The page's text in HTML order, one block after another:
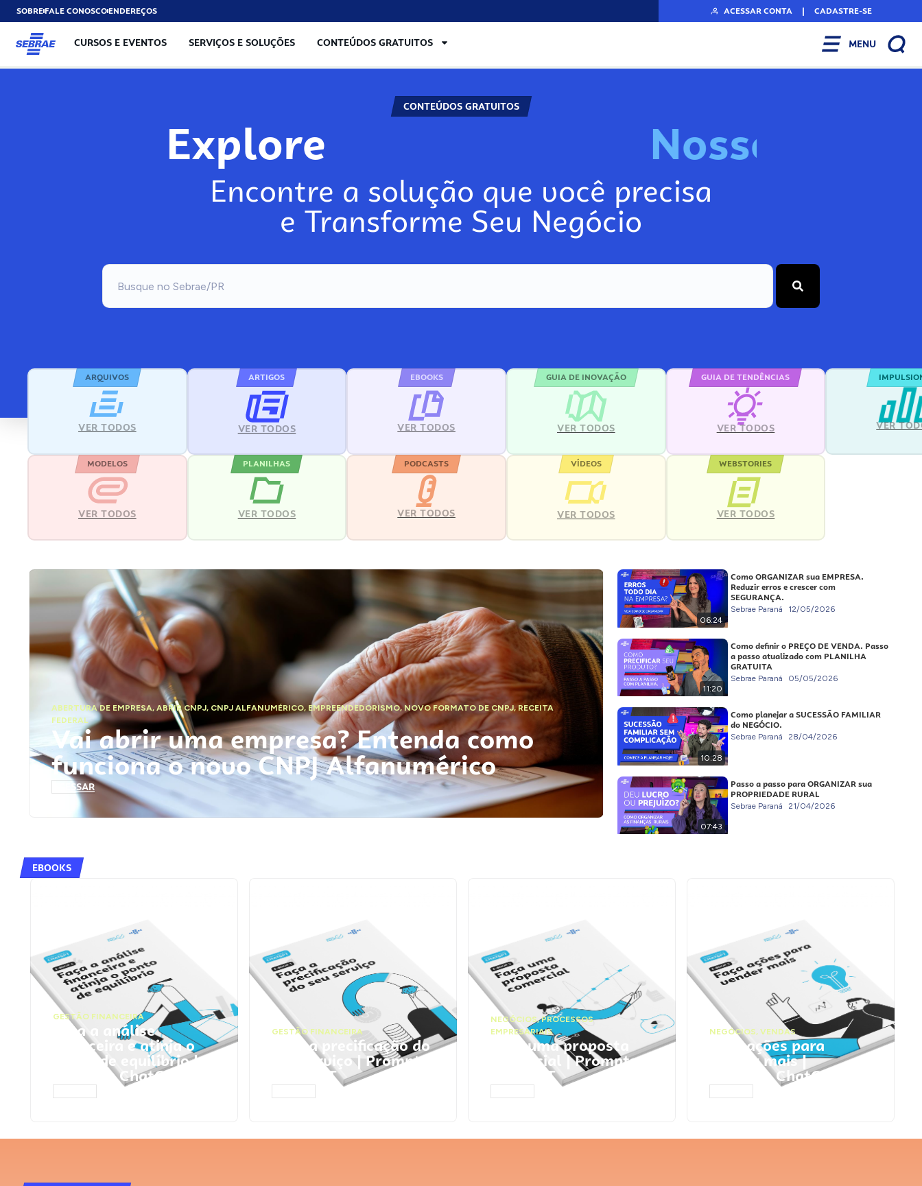
SOBREFALE CONOSCOENDEREÇOS ACESSAR CONTA | CADASTRE-SE
CURSOS E EVENTOS SERVIÇOS E SOLUÇÕES CONTEÚDOS GRATUITOS MENU
CONTEÚDOS GRATUITOS
Explore Nos
Encontre a solução que você precisa
e Transforme Seu Negócio
ARQUIVOS
VER TODOS
ARTIGOS
VER TODOS
EBOOKS
VER TODOS
GUIA DE INOVAÇÃO
VER TODOS
GUIA DE TENDÊNCIAS
VER TODOS VER
MODELOS
VER TODOS
PLANILHAS
VER TODOS
PODCASTS
VER TODOS
VÍDEOS
VER TODOS
WEBSTORIES
VER TODOS
ABERTURA DE EMPRESA,ABRIR CNPJ, CNPJ ALFANUMÉRICO, EMPREENDEDORISMO,NOVO FORMATO DE CNPJ,RECEITA
FEDERAL
Vai abrir uma empresa? Entenda como
funciona o novo CNPJ Alfanumérico
ACESSAR
06:24
Como ORGANIZAR sua EMPRESA.
Reduzir erros e crescer com
SEGURANÇA.
Sebrae Paraná 12/05/2026
11:20
Como definir o PREÇO DE VENDA. Passo
a passo atualizado com PLANILHA
GRATUITA
Sebrae Paraná 05/05/2026
10:28
Como planejar a SUCESSÃO FAMILIAR
do NEGÓCIO.
Sebrae Paraná 28/04/2026
07:43
Passo a passo para ORGANIZAR sua
PROPRIEDADE RURAL
Sebrae Paraná 21/04/2026
EBOOKS
GESTÃO FINANCEIRA
Faça a análise
financeira e atinja o
ponto de equilíbrio |
Prompts ChatGPT
GESTÃO FINANCEIRA
Faça a precificação do
seu serviço | Prompts
ChatGPT
NEGÓCIOS,PROCESSOS
EMPRESARIAIS
Faça uma proposta
comercial | Prompts
ChatGPT
NEGÓCIOS, VENDAS
Faça ações para
vender mais |
Prompts ChatGPT